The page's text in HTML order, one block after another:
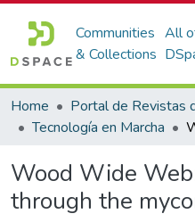
Communities
& Collections
All
Home
Tecnología en Marcha
Wood Wide
through the